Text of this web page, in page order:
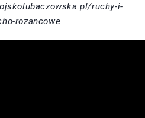
ruchy-i-
rozancowe